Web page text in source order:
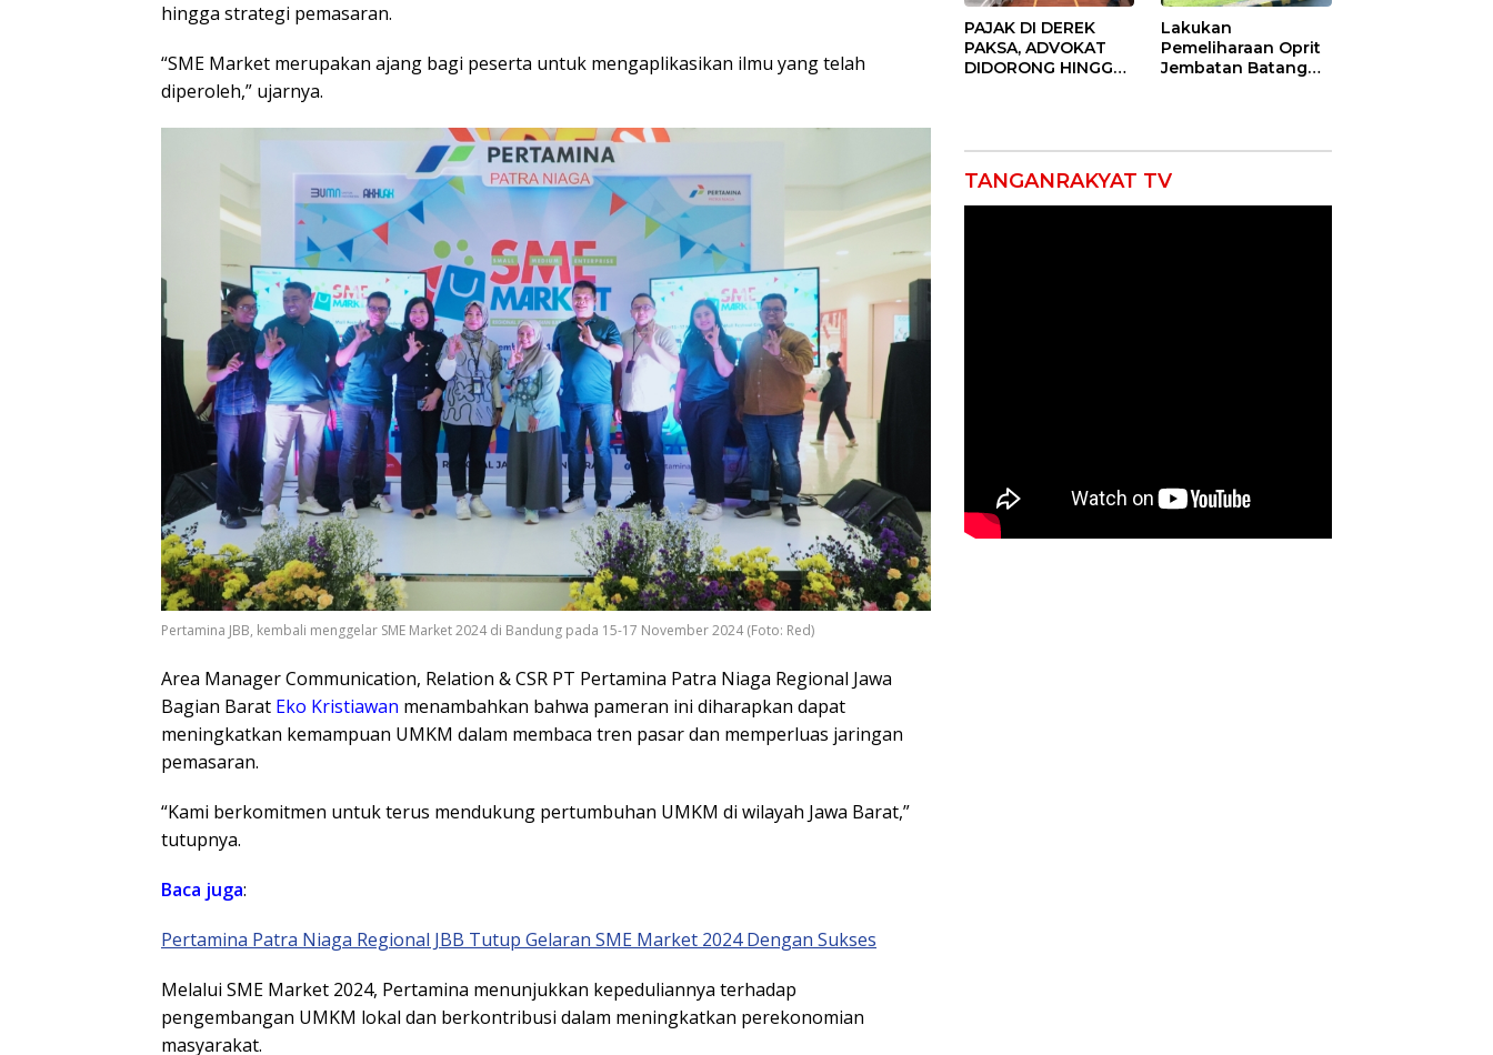
hingga strategi pemasaran.
“SME Market merupakan ajang bagi peserta untuk mengaplikasikan ilmu yang telah
diperoleh,” ujarnya.
Pertamina JBB, kembali menggelar SME Market 2024 di Bandung pada 15-17 November 2024 (Foto: Red)
Area Manager Communication, Relation & CSR PT Pertamina Patra Niaga Regional Jawa
Bagian Barat Eko Kristiawan menambahkan bahwa pameran ini diharapkan dapat
meningkatkan kemampuan UMKM dalam membaca tren pasar dan memperluas jaringan
pemasaran.
“Kami berkomitmen untuk terus mendukung pertumbuhan UMKM di wilayah Jawa Barat,”
tutupnya.
Baca juga:
Pertamina Patra Niaga Regional JBB Tutup Gelaran SME Market 2024 Dengan Sukses
Melalui SME Market 2024, Pertamina menunjukkan kepeduliannya terhadap
pengembangan UMKM lokal dan berkontribusi dalam meningkatkan perekonomian
masyarakat.
PAJAK DI DEREK
PAKSA, ADVOKAT
DIDORONG HINGGA
Ngamuk Kepung
Lakukan
Pemeliharaan Oprit
Jembatan Batang
Tol Binjai–Langsa
TANGANRAKYAT TV